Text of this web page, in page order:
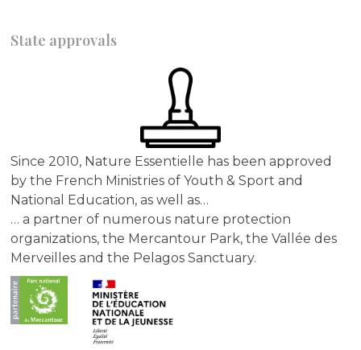
State approvals
Since 2010, Nature Essentielle has been approved
by the French Ministries of Youth & Sport and
National Education, as well as…
… a partner of numerous nature protection
organizations, the Mercantour Park, the Vallée des
Merveilles and the Pelagos Sanctuary.